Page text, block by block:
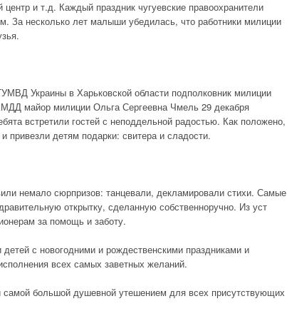
центр и т.д. Каждый праздник чугуевские правоохранители
За несколько лет малыши убедилась, что работники милиции
Украины в Харьковской области подполковник милиции
майор милиции Ольга Сергеевна Чмель 29 декабря
встретили гостей с неподдельной радостью. Как положено,
детям подарки: свитера и сладости.
немало сюрпризов: танцевали, декламировали стихи. Самые
открытку, сделанную собственноручно. Из уст
за помощь и заботу.
с новогодними и рождественскими праздниками и
всех самых заветных желаний.
большой душевной утешением для всех присутствующих